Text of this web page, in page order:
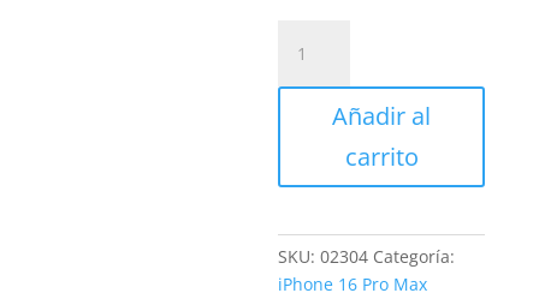
Tapa
Trasera
Añadir al
carrito
SKU:02304 Categoría:
iPhone 16 Pro Max